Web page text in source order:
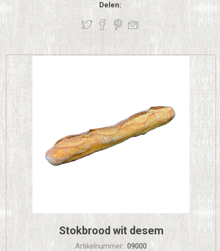
Delen:
Stokbrood wit desem
Artikelnummer:: 09000